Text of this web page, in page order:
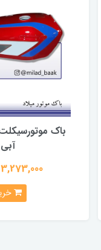
آبی
3,273,000 تومان
خرید